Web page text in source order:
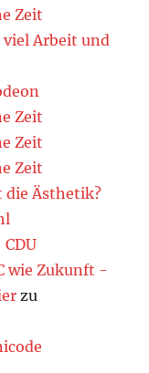
Zeit
viel Arbeit und
Zeit
Zeit
Zeit
die Ästhetik?
wie Zukunft -
zu